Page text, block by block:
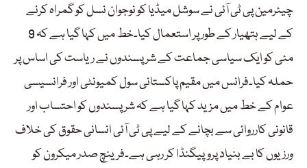
چیئرمین پی ٹی آئی نے سوشل میڈیا کو نوجوان نسل کو گمراہ کرنے
کے لیے ہتھیار کے طور پر استعمال کیا۔خط میں کہا گیا ہے کہ 9
مئی کو ایک سیاسی جماعت کے شر پسندوں نے ریاست کی اساس پر
حملہ کیا۔فرانس میں مقیم پاکستانی سول کمیونٹی اور فرانسیسی
عوام کے خط میں مزید کہا گیا ہے کہ شر پسندوں کو احتساب اور
قانونی کارروائی سے بچانے کے لیے پی ٹی آئی انسانی حقوق کی خلاف
ورزیوں کا بے بنیاد پروپیگنڈا کر رہی ہے۔فرینچ صدر میکرون کو